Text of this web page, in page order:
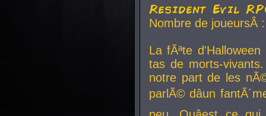
Resident Evil
Nombre de
La fÃªte
tas de morts-
notre part de les
parlÃ© dâun